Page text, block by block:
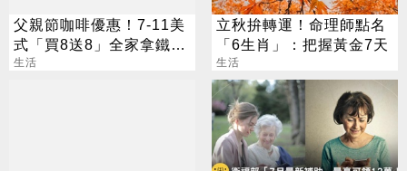
父親節咖啡優惠！7-11美
式「買8送8」全家拿鐵2
杯85元
生活
立秋拚轉運！命理師點名
「6生肖」：把握黃金7天
生活